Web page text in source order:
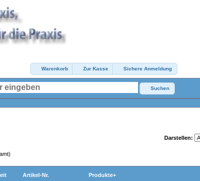
Warenkorb Zur Kasse Sichere Anmeldung
Suchen
Darstellen:
Artikel-Nr. Produkte+